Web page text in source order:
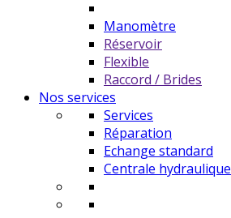
Manomètre
Réservoir
Flexible
Raccord / Brides
Nos services
Services
Réparation
Echange standard
Centrale hydraulique